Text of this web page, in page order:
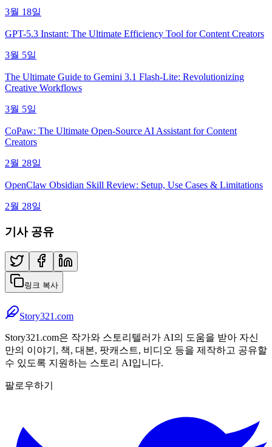
3월 18일
GPT-5.3 Instant: The Ultimate Efficiency Tool for Content Creators
3월 5일
The Ultimate Guide to Gemini 3.1 Flash-Lite: Revolutionizing
Creative Workflows
3월 5일
CoPaw: The Ultimate Open-Source AI Assistant for Content
Creators
2월 28일
OpenClaw Obsidian Skill Review: Setup, Use Cases & Limitations
2월 28일
기사 공유
링크 복사
Story321.com
Story321.com은 작가와 스토리텔러가 AI의 도움을 받아 자신
만의 이야기, 책, 대본, 팟캐스트, 비디오 등을 제작하고 공유할
수 있도록 지원하는 스토리 AI입니다.
팔로우하기